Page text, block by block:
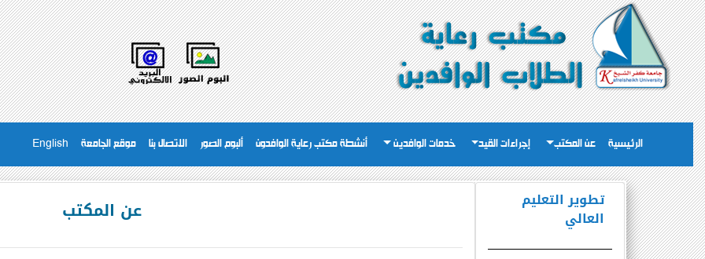
الرئيسية عن المكتب إجراءات القيد خدمات الوافدين أنشطة مكتب رعاية الوافدون ألبوم الصور الاتصال بنا موقع الجامعة English
تطوير التعليم
العالي عن المكتب